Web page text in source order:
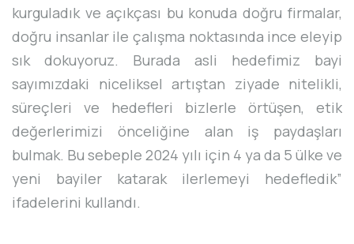
kurguladık ve açıkçası bu konuda doğru firmalar,
doğru insanlar ile çalışma noktasında ince eleyip
sık dokuyoruz. Burada asli hedefimiz bayi
sayımızdaki niceliksel artıştan ziyade nitelikli,
süreçleri ve hedefleri bizlerle örtüşen, etik
değerlerimizi önceliğine alan iş paydaşları
bulmak. Bu sebeple 2024 yılı için 4 ya da 5 ülke ve
yeni bayiler katarak ilerlemeyi hedefledik”
ifadelerini kullandı.